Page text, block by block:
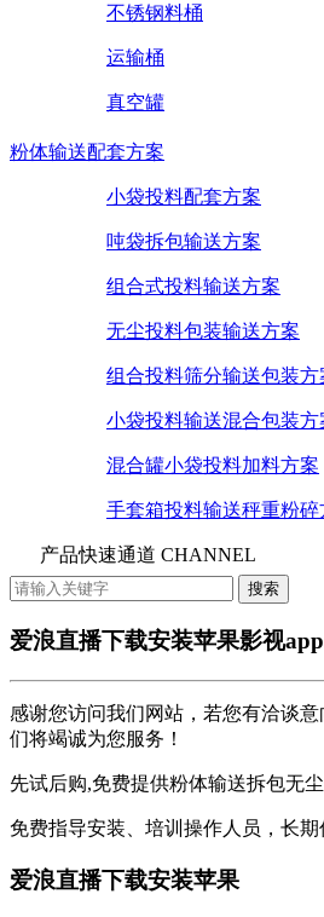
不锈钢料桶
运输桶
真空罐
粉体输送配套方案
小袋投料配套方案
吨袋拆包输送方案
组合式投料输送方案
无尘投料包装输送方案
组合投料筛分输送包装方
小袋投料输送混合包装方
混合罐小袋投料加料方案
手套箱投料输送秤重粉碎
产品快速通道 CHANNEL
爱浪直播下载安装苹果影视app
感谢您访问我们网站，若您有洽谈
们将竭诚为您服务！
先试后购,免费提供粉体输送拆包无尘
免费指导安装、培训操作人员，长期
爱浪直播下载安装苹果